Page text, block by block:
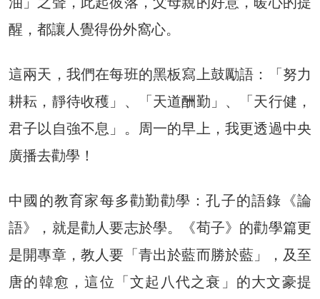
醒，都讓人覺得份外窩心。
這兩天，我們在每班的黑板寫上鼓勵語：「努力
耕耘，靜待收穫」、「天道酬勤」、「天行健，
君子以自強不息」。周一的早上，我更透過中央
廣播去勸學！
中國的教育家每多勸勤勸學：孔子的語錄《論
語》，就是勸人要志於學。《荀子》的勸學篇更
是開專章，教人要「青出於藍而勝於藍」，及至
唐的韓愈，這位「文起八代之衰」的大文豪提